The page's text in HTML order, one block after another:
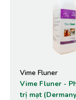
Vime Fluner
Vime Fluner -
trị mạt